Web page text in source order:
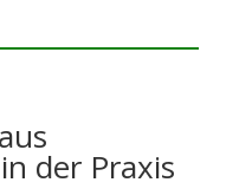
der Praxis